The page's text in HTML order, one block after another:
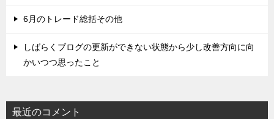
6月のトレード総括その他
しばらくブログの更新ができない状態から少し改善方向に向
かいつつ思ったこと
最近のコメント